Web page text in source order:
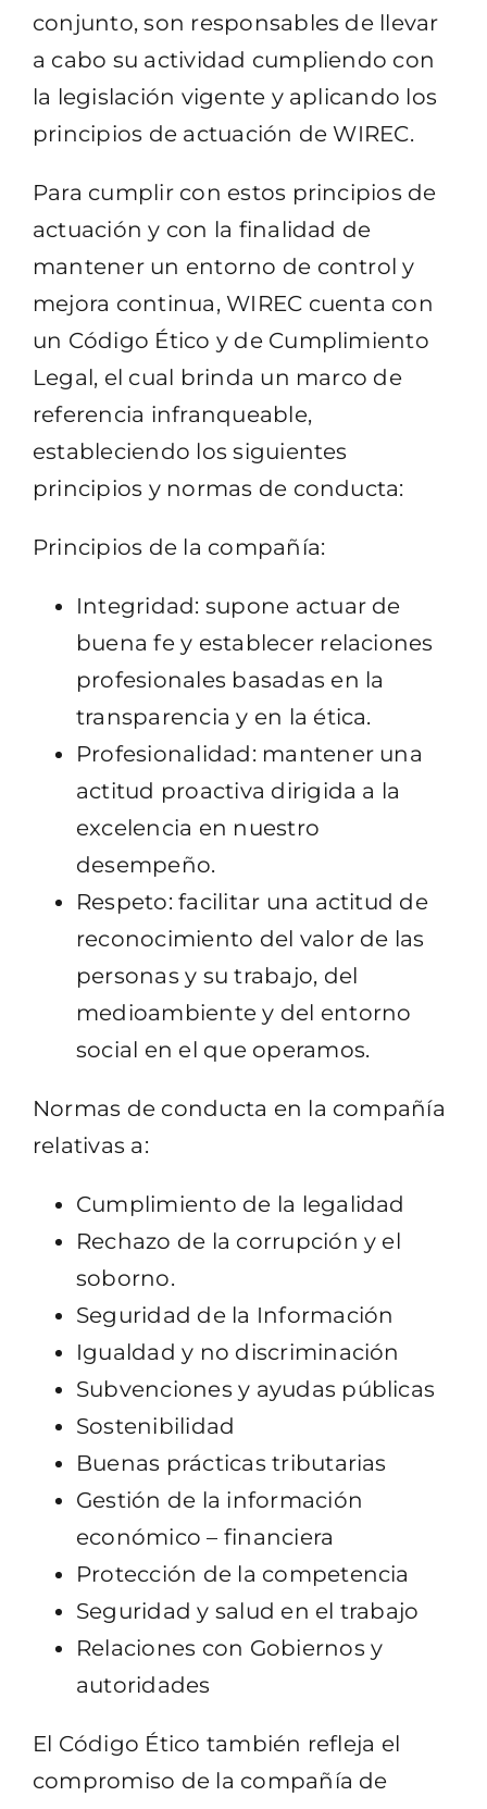
conjunto, son responsables de llevar
a cabo su actividad cumpliendo con
la legislación vigente y aplicando los
principios de actuación de WIREC.
Para cumplir con estos principios de
actuación y con la finalidad de
mantener un entorno de control y
mejora continua, WIREC cuenta con
un Código Ético y de Cumplimiento
Legal, el cual brinda un marco de
referencia infranqueable,
estableciendo los siguientes
principios y normas de conducta:
Principios de la compañía:
Integridad: supone actuar de
buena fe y establecer relaciones
profesionales basadas en la
transparencia y en la ética.
Profesionalidad: mantener una
actitud proactiva dirigida a la
excelencia en nuestro
desempeño.
Respeto: facilitar una actitud de
reconocimiento del valor de las
personas y su trabajo, del
medioambiente y del entorno
social en el que operamos.
Normas de conducta en la compañía
relativas a:
Cumplimiento de la legalidad
Rechazo de la corrupción y el
soborno.
Seguridad de la Información
Igualdad y no discriminación
Subvenciones y ayudas públicas
Sostenibilidad
Buenas prácticas tributarias
Gestión de la información
económico – financiera
Protección de la competencia
Seguridad y salud en el trabajo
Relaciones con Gobiernos y
autoridades
El Código Ético también refleja el
compromiso de la compañía de